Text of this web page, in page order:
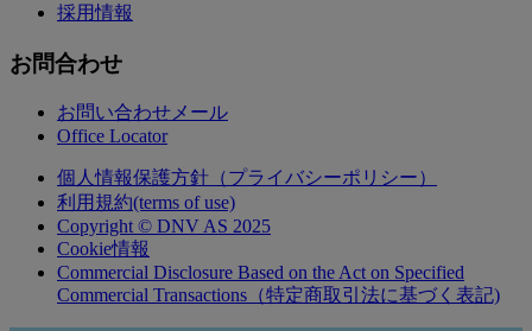
採用情報
お問合わせ
お問い合わせメール
Office Locator
個人情報保護方針（プライバシーポリシー）
利用規約(terms of use)
Copyright © DNV AS 2025
Cookie情報
Commercial Disclosure Based on the Act on Specified
Commercial Transactions（特定商取引法に基づく表記)